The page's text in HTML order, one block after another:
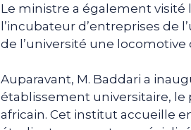
Le ministre a également
l’incubateur d’entreprises de
de l’université une
Auparavant, M. Baddari a
établissement universitaire, le
africain. Cet institut accueille